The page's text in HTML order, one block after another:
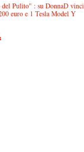
del Pulito" : su DonnaD vinci
euro e 1 Tesla Model Y